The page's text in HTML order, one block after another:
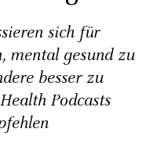
sich für
mental gesund zu
besser zu
Podcasts